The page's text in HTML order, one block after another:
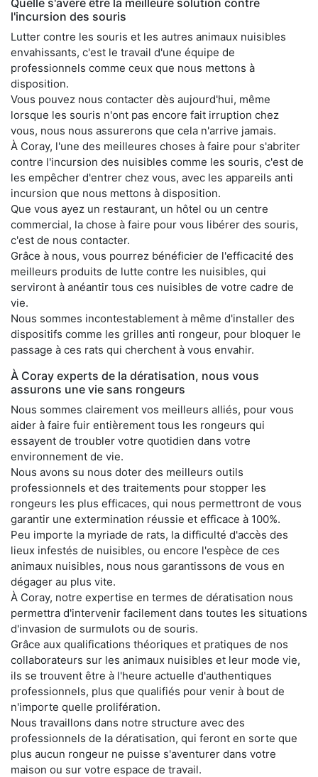
l'incursion des souris
Lutter contre les souris et les autres animaux nuisibles
envahissants, c'est le travail d'une équipe de
professionnels comme ceux que nous mettons à
disposition.
Vous pouvez nous contacter dès aujourd'hui, même
lorsque les souris n'ont pas encore fait irruption chez
vous, nous nous assurerons que cela n'arrive jamais.
À Coray, l'une des meilleures choses à faire pour s'abriter
contre l'incursion des nuisibles comme les souris, c'est de
les empêcher d'entrer chez vous, avec les appareils anti
incursion que nous mettons à disposition.
Que vous ayez un restaurant, un hôtel ou un centre
commercial, la chose à faire pour vous libérer des souris,
c'est de nous contacter.
Grâce à nous, vous pourrez bénéficier de l'efficacité des
meilleurs produits de lutte contre les nuisibles, qui
serviront à anéantir tous ces nuisibles de votre cadre de
vie.
Nous sommes incontestablement à même d'installer des
dispositifs comme les grilles anti rongeur, pour bloquer le
passage à ces rats qui cherchent à vous envahir.
À Coray experts de la dératisation, nous vous
assurons une vie sans rongeurs
Nous sommes clairement vos meilleurs alliés, pour vous
aider à faire fuir entièrement tous les rongeurs qui
essayent de troubler votre quotidien dans votre
environnement de vie.
Nous avons su nous doter des meilleurs outils
professionnels et des traitements pour stopper les
rongeurs les plus efficaces, qui nous permettront de vous
garantir une extermination réussie et efficace à 100%.
Peu importe la myriade de rats, la difficulté d'accès des
lieux infestés de nuisibles, ou encore l'espèce de ces
animaux nuisibles, nous nous garantissons de vous en
dégager au plus vite.
À Coray, notre expertise en termes de dératisation nous
permettra d'intervenir facilement dans toutes les situations
d'invasion de surmulots ou de souris.
Grâce aux qualifications théoriques et pratiques de nos
collaborateurs sur les animaux nuisibles et leur mode vie,
ils se trouvent être à l'heure actuelle d'authentiques
professionnels, plus que qualifiés pour venir à bout de
n'importe quelle prolifération.
Nous travaillons dans notre structure avec des
professionnels de la dératisation, qui feront en sorte que
plus aucun rongeur ne puisse s'aventurer dans votre
maison ou sur votre espace de travail.